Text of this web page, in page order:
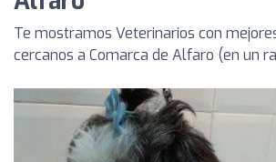
Te mostramos Veterinarios con
cercanos a Comarca de Alfaro (en un